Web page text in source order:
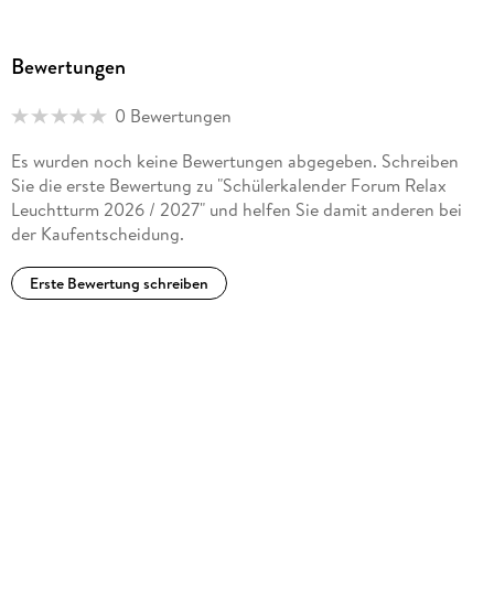
Bewertungen
0 Bewertungen
Es wurden noch keine Bewertungen abgegeben. Schreiben
Sie die erste Bewertung zu "Schülerkalender Forum Relax
Leuchtturm 2026 / 2027" und helfen Sie damit anderen bei
der Kaufentscheidung.
Erste Bewertung schreiben